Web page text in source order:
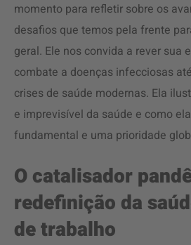
momento para refletir sobre os
desafios que temos pela frente
geral. Ele nos convida a rever sua
combate a doenças infecciosas
crises de saúde modernas. Ela
e imprevisível da saúde e como
fundamental e uma prioridade
O catalisador
redefinição da
de trabalho